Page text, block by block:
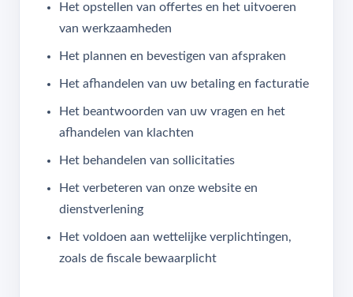
Het opstellen van offertes en het uitvoeren
van werkzaamheden
Het plannen en bevestigen van afspraken
Het afhandelen van uw betaling en facturatie
Het beantwoorden van uw vragen en het
afhandelen van klachten
Het behandelen van sollicitaties
Het verbeteren van onze website en
dienstverlening
Het voldoen aan wettelijke verplichtingen,
zoals de fiscale bewaarplicht